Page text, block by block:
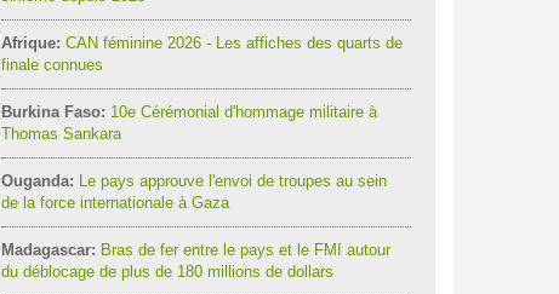
Afrique: CAN féminine 2026 - Les affiches des quarts de
finale connues
Burkina Faso: 10e Cérémonial d'hommage militaire à
Thomas Sankara
Ouganda: Le pays approuve l'envoi de troupes au sein
de la force internationale à Gaza
Madagascar: Bras de fer entre le pays et le FMI autour
du déblocage de plus de 180 millions de dollars